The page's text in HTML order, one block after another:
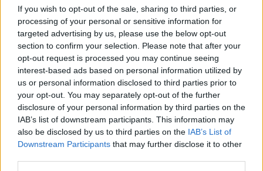
If you wish to opt-out of the sale, sharing to third parties, or
processing of your personal or sensitive information for
targeted advertising by us, please use the below opt-out
section to confirm your selection. Please note that after your
opt-out request is processed you may continue seeing
interest-based ads based on personal information utilized by
us or personal information disclosed to third parties prior to
your opt-out. You may separately opt-out of the further
disclosure of your personal information by third parties on the
IAB’s list of downstream participants. This information may
also be disclosed by us to third parties on the IAB’s List of
Downstream Participants that may further disclose it to other
Edoardo Vitali ha coordinato la copertura
della ristrutturazione del mercato ittico di
Palermo, sostenendo la linea editoriale sulla
trasparenza fiscale. Capo redattore
economia, porta in redazione un tratto
pragmatico e un dettaglio personale:
conserva ancora taccuini degli incontri in Sala
delle Lapidi.